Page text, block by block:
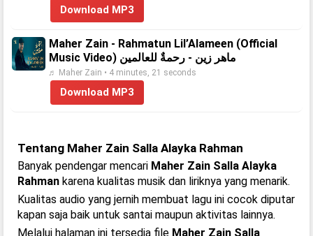
Download MP3
Maher Zain - Rahmatun Lil’Alameen (Official
Music Video) ماهر زين - رحمةٌ للعالمين
♬ Maher Zain • 4 minutes, 21 seconds
Download MP3
Tentang Maher Zain Salla Alayka Rahman
Banyak pendengar mencari Maher Zain Salla Alayka
Rahman karena kualitas musik dan liriknya yang menarik.
Kualitas audio yang jernih membuat lagu ini cocok diputar
kapan saja baik untuk santai maupun aktivitas lainnya.
Melalui halaman ini tersedia file Maher Zain Salla